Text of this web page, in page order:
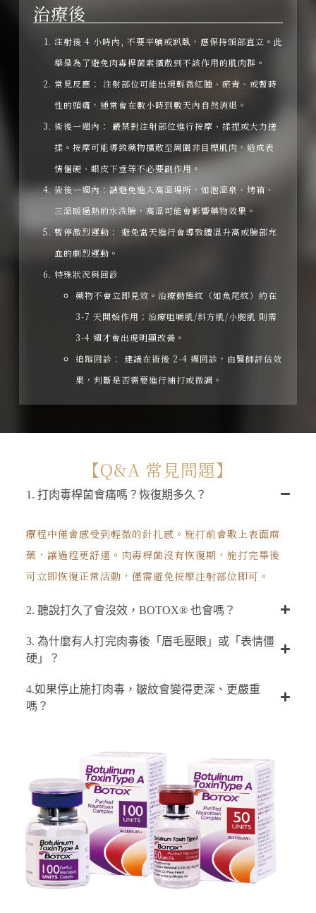
治療後
注射後 4 小時內, 不要平躺或趴臥，應保持頭部直立。此
舉是為了避免肉毒桿菌素擴散到不該作用的肌肉群。
常見反應： 注射部位可能出現輕微紅腫、瘀青、或暫時
性的頭痛，通常會在數小時到數天內自然消退。
術後一週內： 嚴禁對注射部位進行按摩、揉捏或大力搓
揉。按摩可能導致藥物擴散至周圍非目標肌肉，造成表
情僵硬、眼皮下垂等不必要副作用。
術後一週內：請避免進入高溫場所，如泡溫泉、烤箱、
三溫暖過熱的水洗臉，高溫可能會影響藥物效果。
暫停激烈運動： 避免當天進行會導致體溫升高或臉部充
血的劇烈運動。
特殊狀況與回診
藥物不會立即見效。治療動態紋（如魚尾紋）約在
3-7 天開始作用；治療咀嚼肌/斜方肌/小腿肌 則需
3-4 週才會出現明顯改善。
追蹤回診： 建議在術後 2-4 週回診，由醫師評估效
果，判斷是否需要進行補打或微調。
【Q&A 常見問題】
1. 打肉毒桿菌會痛嗎？恢復期多久？
療程中僅會感受到輕微的針扎感。施打前會敷上表面麻
藥，讓過程更舒適。肉毒桿菌沒有恢復期，施打完畢後
可立即恢復正常活動，僅需避免按摩注射部位即可。
2. 聽說打久了會沒效，BOTOX® 也會嗎？
3. 為什麼有人打完肉毒後「眉毛壓眼」或「表情僵
硬」？
4.如果停止施打肉毒，皺紋會變得更深、更嚴重
嗎？